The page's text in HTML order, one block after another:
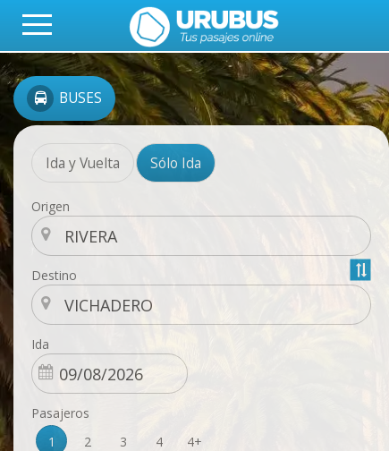
BUSES
Ida y Vuelta Sólo Ida
Origen
Destino
Ida
Pasajeros
1
2 3 4 4+